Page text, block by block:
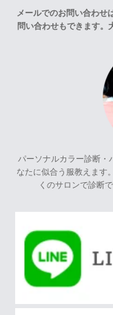
メールでのお問い合わせ
問い合わせもできます。
パーソナルカラー診断・
なたに似合う服教えます
くのサロンで診断